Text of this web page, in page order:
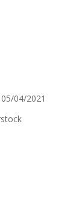
05/04/2021